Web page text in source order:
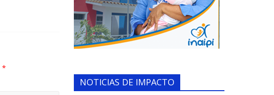
*
NOTICIAS DE IMPACTO